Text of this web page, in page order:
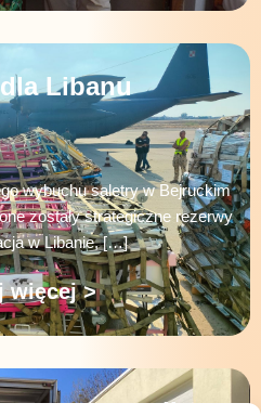
Libanu
wybuchu saletry w Bejruckim
zostały strategiczne rezerwy
w Libanie, […]
więcej >